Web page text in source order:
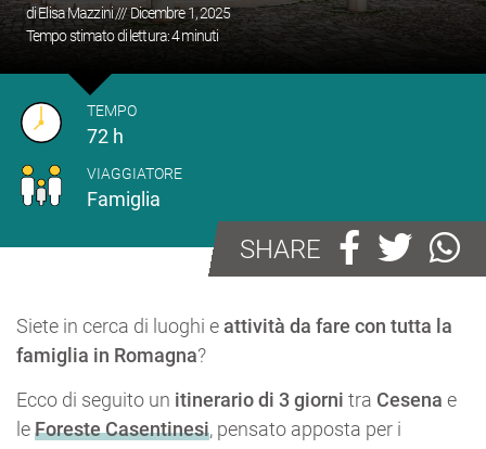
diElisa Mazzini/// Dicembre 1, 2025
Tempo stimato di lettura:4minuti
TEMPO
72 h
VIAGGIATORE
Famiglia
SHARE
Siete in cerca di luoghi e attività da fare con tutta la
famiglia in Romagna?
Ecco di seguito un itinerario di 3 giorni tra Cesena e
leForeste Casentinesi, pensato apposta per i